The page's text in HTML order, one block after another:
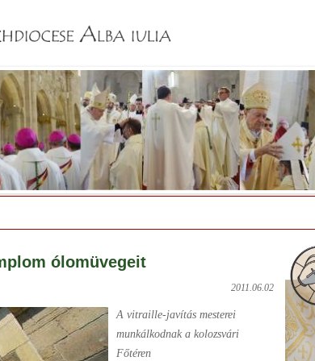
ólomüvegeit
2011.06.02
A vitraille-javítás mesterei
munkálkodnak a kolozsvári
Főtéren